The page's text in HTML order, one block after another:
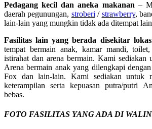
Pedagang kecil dan aneka makanan –
daerah pegunungan, stroberi / strawberry,
lain-lain yang mungkin tidak ada ditempat
Fasilitas lain yang berada disekitar
tempat bermain anak, kamar mandi,
istirahat dan arena bermain. Kami sediakan
Arena bermain anak yang dilengkapi
Fox dan lain-lain. Kami sediakan untuk
keterampilan serta kepuasan putra/putri
bebas.
FOTO FASILITAS YANG ADA DI